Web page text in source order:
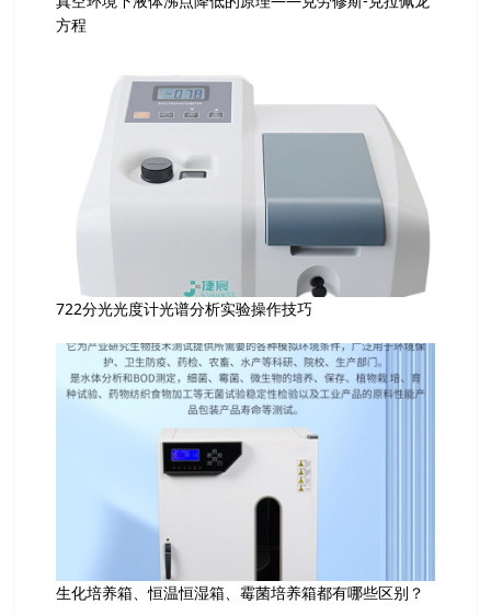
方程
722分光光度计光谱分析实验操作技巧
生化培养箱、恒温恒湿箱、霉菌培养箱都有哪些区别？